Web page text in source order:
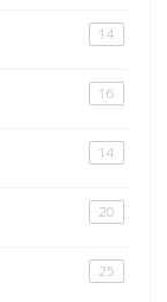
14
16
14
20
25